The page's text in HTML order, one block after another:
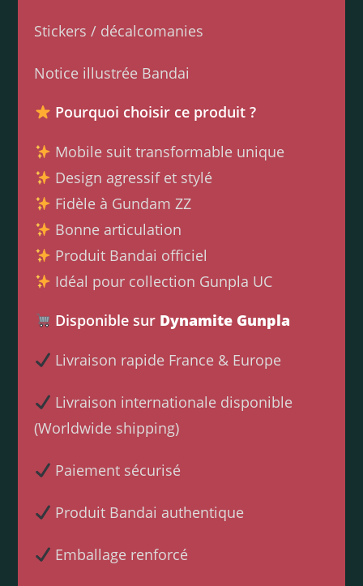
Stickers / décalcomanies
Notice illustrée Bandai
Pourquoi choisir ce produit ?
Mobile suit transformable unique
Design agressif et stylé
Fidèle à Gundam ZZ
Bonne articulation
Produit Bandai officiel
Idéal pour collection Gunpla UC
Disponible sur Dynamite Gunpla
Livraison rapide France & Europe
Livraison internationale disponible
(Worldwide shipping)
Paiement sécurisé
Produit Bandai authentique
Emballage renforcé